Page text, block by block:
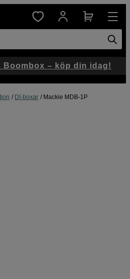
DI-boxar Mackie MDB-1P
Boombox – köp din idag!